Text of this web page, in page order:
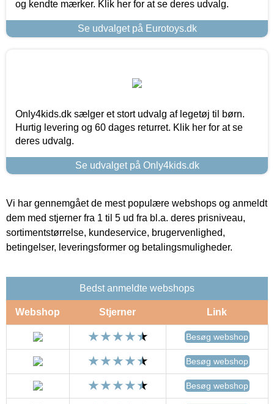
og kendte mærker. Klik her for at se deres udvalg.
Se udvalget på Eurotoys.dk
Only4kids.dk sælger et stort udvalg af legetøj til børn.
Hurtig levering og 60 dages returret. Klik her for at se
deres udvalg.
Se udvalget på Only4kids.dk
Vi har gennemgået de mest populære webshops og anmeldt
dem med stjerner fra 1 til 5 ud fra bl.a. deres prisniveau,
sortimentstørrelse, kundeservice, brugervenlighed,
betingelser, leveringsformer og betalingsmuligheder.
Bedst anmeldte webshops
Webshop Stjerner Link
Besøg webshop
Besøg webshop
Besøg webshop